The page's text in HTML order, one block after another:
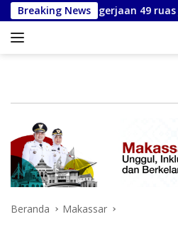
Langsung
ke
konten
Breaking News
pengerjaan 49 ruas jalan
Beranda Makassar